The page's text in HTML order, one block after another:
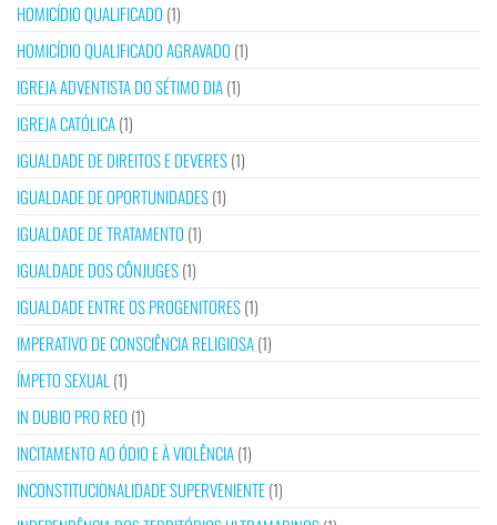
HOMICÍDIO QUALIFICADO (1)
HOMICÍDIO QUALIFICADO AGRAVADO (1)
IGREJA ADVENTISTA DO SÉTIMO DIA(1)
IGREJA CATÓLICA(1)
IGUALDADE DE DIREITOS E DEVERES(1)
IGUALDADE DE OPORTUNIDADES(1)
IGUALDADE DE TRATAMENTO (1)
IGUALDADE DOS CÔNJUGES(1)
IGUALDADE ENTRE OS PROGENITORES(1)
IMPERATIVO DE CONSCIÊNCIA RELIGIOSA(1)
ÍMPETO SEXUAL (1)
IN DUBIO PRO REO (1)
INCITAMENTO AO ÓDIO E À VIOLÊNCIA(1)
INCONSTITUCIONALIDADE SUPERVENIENTE(1)